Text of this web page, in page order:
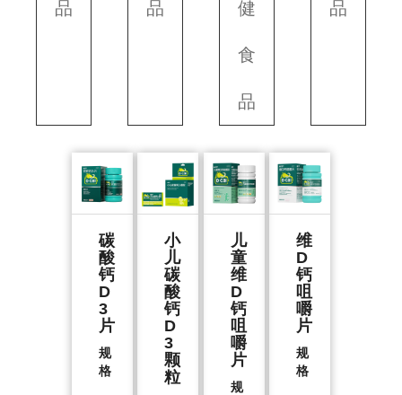
品 品 健
食
品
品
碳
酸
钙
D
3
片
规
格
小
儿
碳
酸
钙
D
3
颗
粒
儿
童
维
D
钙
咀
嚼
片
规
维
D
钙
咀
嚼
片
规
格